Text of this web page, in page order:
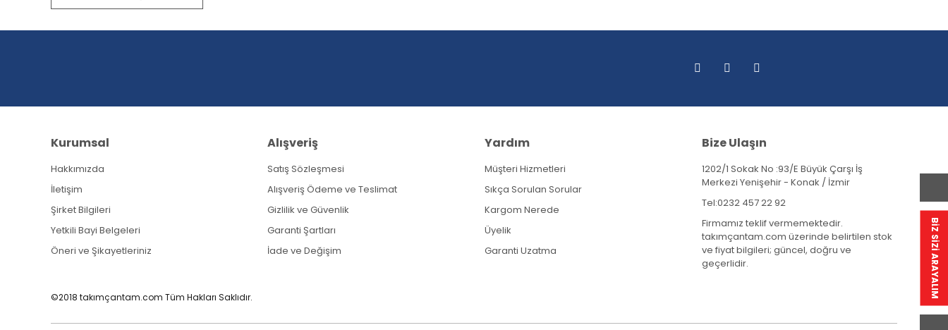
Ürün resmi kalitesiz, bozuk veya görüntülenemiyor.
Ürün açıklamasında eksik bilgiler bulunuyor.
Kurumsal
Hakkımızda
İletişim
Şirket Bilgileri
Yetkili Bayi Belgeleri
Öneri ve Şikayetleriniz
Alışveriş
Satış Sözleşmesi
Alışveriş Ödeme ve Teslimat
Gizlilik ve Güvenlik
Garanti Şartları
İade ve Değişim
Yardım
Müşteri Hizmetleri
Sıkça Sorulan Sorular
Kargom Nerede
Üyelik
Garanti Uzatma
Bize Ulaşın
1202/1 Sokak No :93/E Büyük Çarşı İş
Merkezi Yenişehir - Konak / İzmir
Tel:0232 457 22 92
Firmamız teklif vermemektedir.
takımçantam.com üzerinde belirtilen stok
ve fiyat bilgileri; güncel, doğru ve
geçerlidir.
©2018 takımçantam.com Tüm Hakları Saklıdır. BİZ SİZİ ARAYALIM